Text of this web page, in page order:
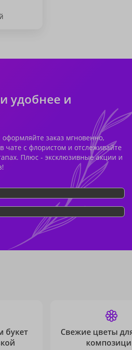
удобнее и
заказ мгновенно,
чате с флористом и отслеживайте
Плюс - эксклюзивные акции и
букет
Свежие цветы